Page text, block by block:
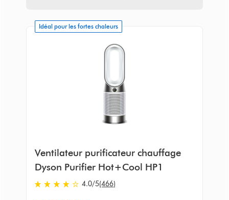
Idéal pour les fortes chaleurs
Ventilateur purificateur chauffage
Dyson Purifier Hot+Cool HP1
4.0
4.0/5(466)